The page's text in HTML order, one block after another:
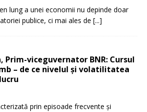
lung a unei economii nu depinde doar
publice, ci mai ales de [...]
Prim-viceguvernator BNR: Cursul
– de ce nivelul și volatilitatea
prin episoade frecvente și